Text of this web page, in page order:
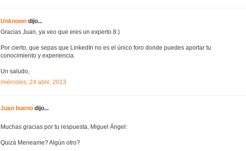
Unknown dijo...
Gracias Juan, ya veo que eres un experto 8:)
Por cierto, que sepas que LinkedIn no es el único foro donde puedes aportar tu
conocimiento y experiencia.
Un saludo,
miércoles, 24 abril, 2013
Juan bueno dijo...
Muchas gracias por tu respuesta, Miguel Ángel:
Quizá Meneame? Algún otro?